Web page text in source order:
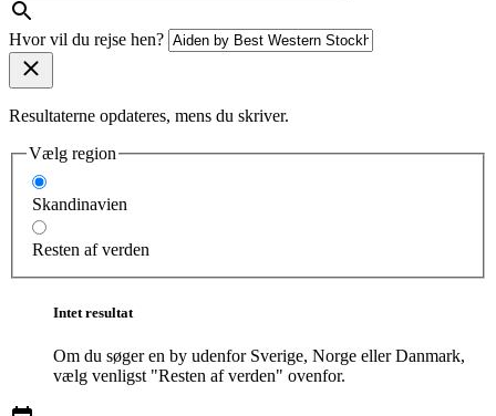
Hvor vil du rejse hen?
Resultaterne opdateres, mens du skriver.
Vælg region
Skandinavien
Resten af verden
Intet resultat
Om du søger en by udenfor Sverige, Norge eller Danmark,
vælg venligst "Resten af verden" ovenfor.